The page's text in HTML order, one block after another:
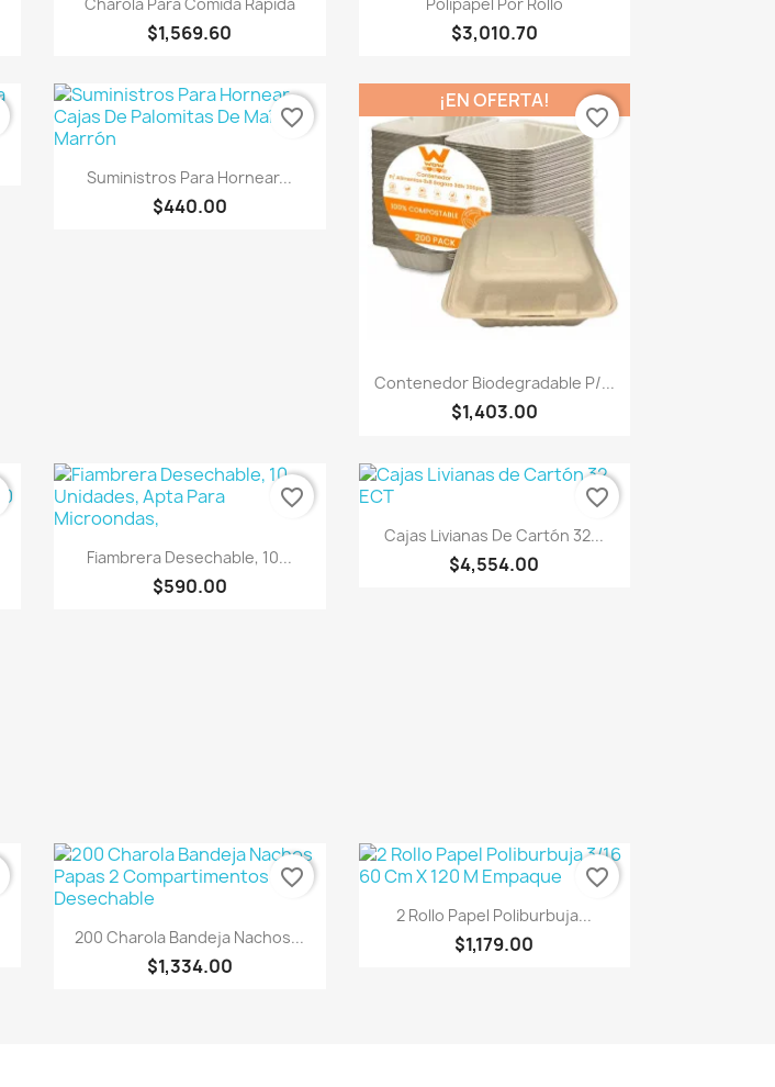
$1,569.60 $3,010.70
Vista rápida
Suministros Para Hornear...
$440.00
favorite_border
Vista rápida
Contenedor Biodegradable P/...
$1,403.00
¡EN OFERTA!
favorite_border
Vista rápida
Fiambrera Desechable, 10...
$590.00
favorite_border
Vista rápida
Cajas Livianas De Cartón 32...
$4,554.00
favorite_border
Vista rápida
200 Charola Bandeja Nachos...
$1,334.00
favorite_border
Vista rápida
2 Rollo Papel Poliburbuja...
$1,179.00
favorite_border